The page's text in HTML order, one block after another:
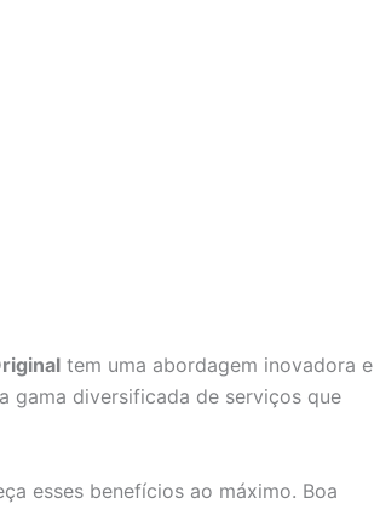
tem uma abordagem inovadora e
gama diversificada de serviços que
esses benefícios ao máximo. Boa